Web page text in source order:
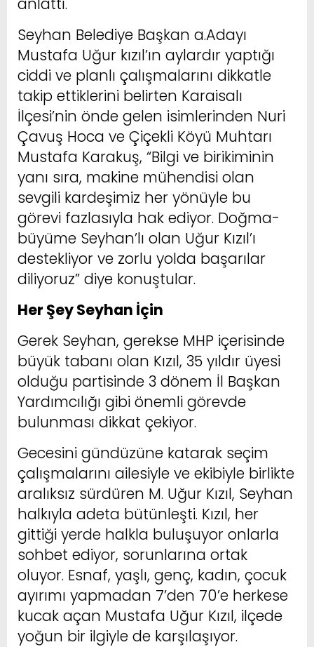
Seyhan Belediye Başkan a.Adayı
Mustafa Uğur kızıl’ın aylardır yaptığı
ciddi ve planlı çalışmalarını dikkatle
takip ettiklerini belirten Karaisalı
İlçesi’nin önde gelen isimlerinden Nuri
Çavuş Hoca ve Çiçekli Köyü Muhtarı
Mustafa Karakuş, “Bilgi ve birikiminin
yanı sıra, makine mühendisi olan
sevgili kardeşimiz her yönüyle bu
görevi fazlasıyla hak ediyor. Doğma-
büyüme Seyhan’lı olan Uğur Kızıl’ı
destekliyor ve zorlu yolda başarılar
diliyoruz” diye konuştular.
Her Şey Seyhan İçin
Gerek Seyhan, gerekse MHP içerisinde
büyük tabanı olan Kızıl, 35 yıldır üyesi
olduğu partisinde 3 dönem İl Başkan
Yardımcılığı gibi önemli görevde
bulunması dikkat çekiyor.
Gecesini gündüzüne katarak seçim
çalışmalarını ailesiyle ve ekibiyle birlikte
aralıksız sürdüren M. Uğur Kızıl, Seyhan
halkıyla adeta bütünleşti. Kızıl, her
gittiği yerde halkla buluşuyor onlarla
sohbet ediyor, sorunlarına ortak
oluyor. Esnaf, yaşlı, genç, kadın, çocuk
ayırımı yapmadan 7’den 70’e herkese
kucak açan Mustafa Uğur Kızıl, ilçede
yoğun bir ilgiyle de karşılaşıyor.